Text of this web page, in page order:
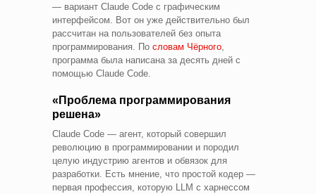
— вариант Claude Code с графическим
интерфейсом. Вот он уже действительно был
рассчитан на пользователей без опыта
программирования. По словам Чёрного
программа была написана за десять дней с
помощью Claude Code.
«Проблема программирования
решена»
Claude Code — агент, который совершил
революцию в программировании и породил
целую индустрию агентов и обвязок для
разработки. Есть мнение, что простой кодер —
первая профессия, которую LLM с харнессом